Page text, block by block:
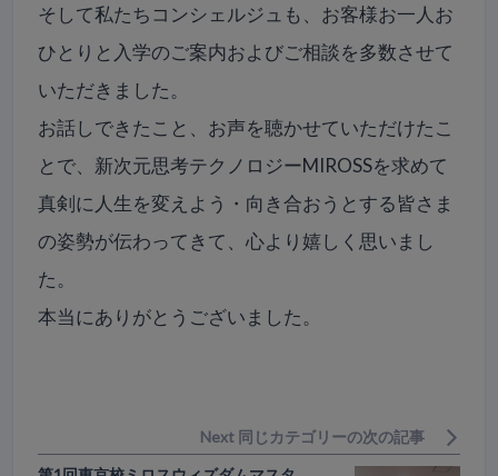
そして私たちコンシェルジュも、お客様お一人お
ひとりと入学のご案内およびご相談を多数させて
いただきました。
お話しできたこと、お声を聴かせていただけたこ
とで、新次元思考テクノロジーMIROSSを求めて
真剣に人生を変えよう・向き合おうとする皆さま
の姿勢が伝わってきて、心より嬉しく思いまし
た。
本当にありがとうございました。
Next 同じカテゴリーの次の記事